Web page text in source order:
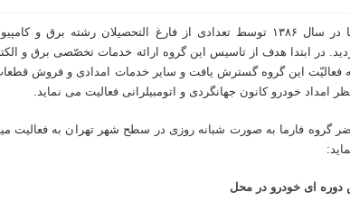
گروه فارما در سال ۱۳۸۶ توسط تعدادی از فارغ التحصیلان رشته
در ابتدا هدف از تاسیس این گروه ارائه خدمات تخصّصی برق و
فعالیّت این گروه گسترش یافت و سایر خدمات امدادی و فروش
امداد خودرو کانون جهانگردی و اتومبیلرانی فعالیت می نماید.
گروه فارما به صورت شبانه روزی در سطح شهر تهران به فعالیت